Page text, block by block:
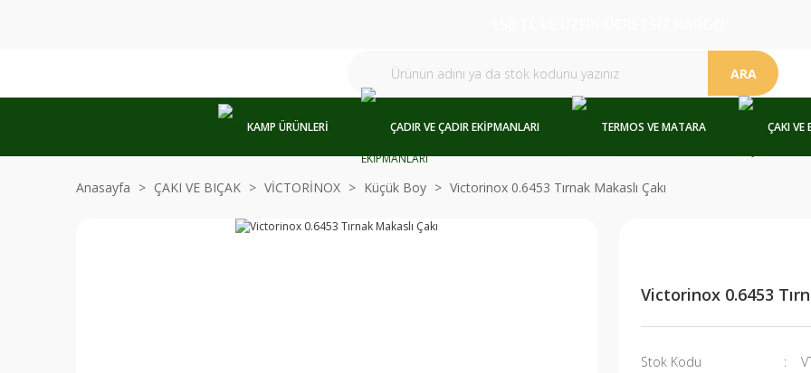
ARA
KAMP ÜRÜNLERİ ÇADIR VE ÇADIR EKİPMANLARI TERMOS VE MATARA ÇAKI VE
Anasayfa ÇAKI VE BIÇAK VİCTORİNOX Küçük Boy Victorinox 0.6453 Tırnak Makaslı Çakı
Victorinox 0.6453
Stok Kodu